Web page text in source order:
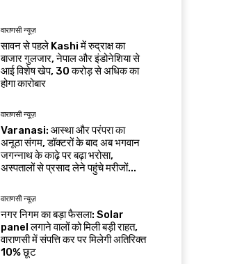
वाराणसी न्यूज़
सावन से पहले Kashi में रुद्राक्ष का
बाजार गुलजार, नेपाल और इंडोनेशिया से
आई विशेष खेप, 30 करोड़ से अधिक का
होगा कारोबार
वाराणसी न्यूज़
Varanasi: आस्था और परंपरा का
अनूठा संगम, डॉक्टरों के बाद अब भगवान
जगन्नाथ के काढ़े पर बढ़ा भरोसा,
अस्पतालों से प्रसाद लेने पहुंचे मरीजों...
वाराणसी न्यूज़
नगर निगम का बड़ा फैसला: Solar
panel लगाने वालों को मिली बड़ी राहत,
वाराणसी में संपत्ति कर पर मिलेगी अतिरिक्त
10% छूट